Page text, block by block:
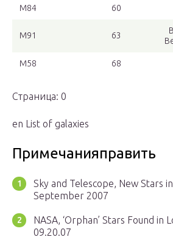
M84 60
M91 63
M58 68
Страница: 0
en List of galaxies
Примечанияправить
Sky and Telescope, New Stars in
September 2007
NASA, ‘Orphan’ Stars Found in
09.20.07